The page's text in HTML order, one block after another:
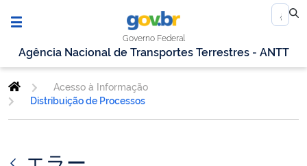
Governo Federal
Agência Nacional de Transportes Terrestres - ANTT
Acesso à Informação
Distribuição de Processos